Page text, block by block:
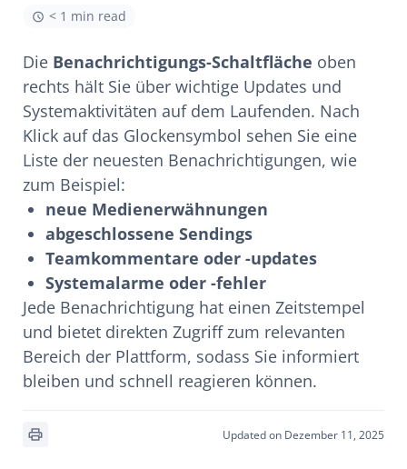
< 1 min read
Die Benachrichtigungs-Schaltfläche oben
rechts hält Sie über wichtige Updates und
Systemaktivitäten auf dem Laufenden. Nach
Klick auf das Glockensymbol sehen Sie eine
Liste der neuesten Benachrichtigungen, wie
zum Beispiel:
neue Medienerwähnungen
abgeschlossene Sendings
Teamkommentare oder -updates
Systemalarme oder -fehler
Jede Benachrichtigung hat einen Zeitstempel
und bietet direkten Zugriff zum relevanten
Bereich der Plattform, sodass Sie informiert
bleiben und schnell reagieren können.
Updated on Dezember 11, 2025